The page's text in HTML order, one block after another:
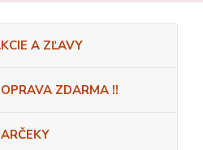
A ZĽAVY
ZDARMA !!